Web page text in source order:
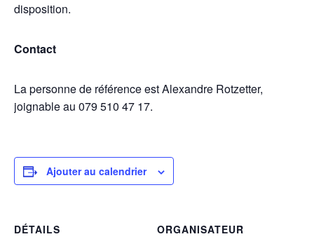
disposition.
Contact
La personne de référence est Alexandre Rotzetter,
joignable au 079 510 47 17.
Ajouter au calendrier
DÉTAILS
ORGANISATEUR